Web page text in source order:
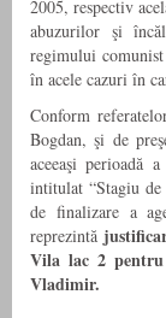
2005, respectiv
abuzurilor şi
regimului
în acele cazuri în
Conform
Bogdan, şi de
aceeaşi perioadă
intitulat “Stagiu
de finalizare a
reprezintă
Vila lac 2 pentru
Vladimir.